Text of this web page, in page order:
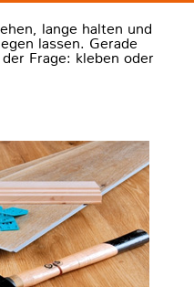
lange halten und
lassen. Gerade
Frage: kleben oder